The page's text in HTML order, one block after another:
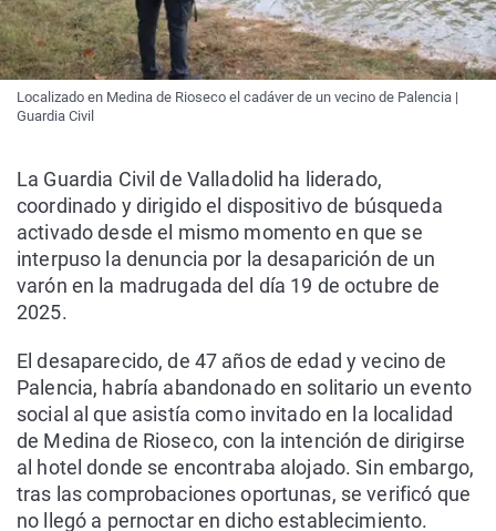
Localizado en Medina de Rioseco el cadáver de un vecino de Palencia |
Guardia Civil
La Guardia Civil de Valladolid ha liderado,
coordinado y dirigido el dispositivo de búsqueda
activado desde el mismo momento en que se
interpuso la denuncia por la desaparición de un
varón en la madrugada del día 19 de octubre de
2025.
El desaparecido, de 47 años de edad y vecino de
Palencia, habría abandonado en solitario un evento
social al que asistía como invitado en la localidad
de Medina de Rioseco, con la intención de dirigirse
al hotel donde se encontraba alojado. Sin embargo,
tras las comprobaciones oportunas, se verificó que
no llegó a pernoctar en dicho establecimiento.